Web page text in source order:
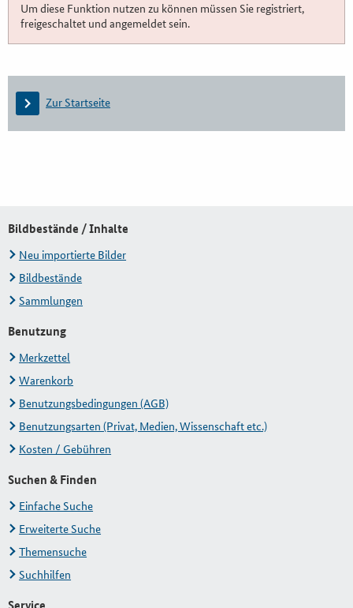
Um diese Funktion nutzen zu können müssen Sie registriert,
freigeschaltet und angemeldet sein.
Zur Startseite
Bildbestände / Inhalte
Neu importierte Bilder
Bildbestände
Sammlungen
Benutzung
Merkzettel
Warenkorb
Benutzungsbedingungen (AGB)
Benutzungsarten (Privat, Medien, Wissenschaft etc.)
Kosten / Gebühren
Suchen & Finden
Einfache Suche
Erweiterte Suche
Themensuche
Suchhilfen